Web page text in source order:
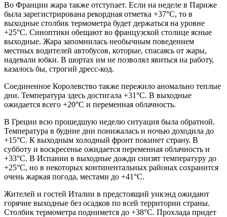
Во Франции жара также отступает. Если на неделе в Париже
была зарегистрирована рекордная отметка +37°С, то в
выходные столбик термометра будет держаться на уровне
+25°С. Синоптики обещают во французской столице ясные
выходные. Жара запомнилась необычным поведением
местных водителей автобусов, которые, спасаясь от жары,
надевали юбки. В шортах им не позволял явиться на работу,
казалось бы, строгий дресс-код.
Соединенное Королевство также пережило аномально теплые
дни. Температура здесь достигала +31°С. В выходные
ожидается всего +20°С и переменная облачность.
В Греции всю прошедшую неделю ситуация была обратной.
Температура в будние дни понижалась и ночью доходила до
+15°С. К выходным холодный фронт покинет страну. В
субботу и воскресенье ожидается переменная облачность и
+33°С. В Испании в выходные дожди снизят температуру до
+25°С, но в некоторых континентальных районах сохранится
очень жаркая погода, местами до +41°С.
Жителей и гостей Италии в предстоящий уикэнд ожидают
горячие выходные без осадков по всей территории страны.
Столбик термометра поднимется до +38°С. Прохлада придет